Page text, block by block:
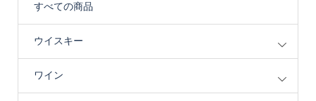
すべての商品
ウイスキー
ワイン